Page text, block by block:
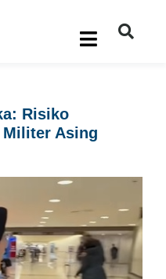
Risiko
Asing